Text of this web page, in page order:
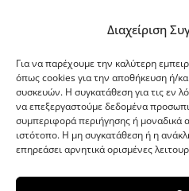
Διαχείριση
Για να παρέχουμε την καλύτερη
όπως cookies για την αποθήκευση ή/
συσκευών. Η συγκατάθεση για τις εν
να επεξεργαστούμε δεδομένα
συμπεριφορά περιήγησης ή μοναδικά
ιστότοπο. Η μη συγκατάθεση ή η
επηρεάσει αρνητικά ορισμένες
G-point.gr